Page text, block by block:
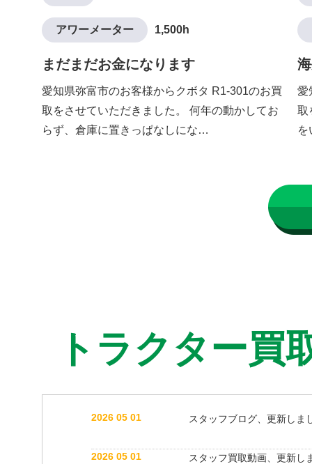
アワーメーター 1,500h
まだまだお金になります
愛知県弥富市のお客様からクボタ R1-301のお買
取をさせていただきました。 何年の動かしてお
らず、倉庫に置きっぱなしにな…
愛
取
トラクター買
2026 05 01 スタッフブログ、更新しま
2026 05 01 スタッフ買取動画、更新し